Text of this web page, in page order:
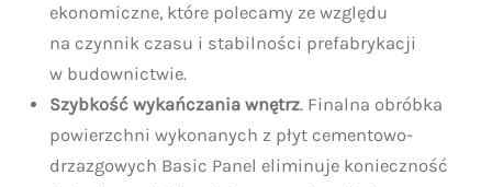
ekonomiczne, które polecamy ze względu
na czynnik czasu i stabilności prefabrykacji
w budownictwie.
Szybkość wykańczania wnętrz. Finalna obróbka
powierzchni wykonanych z płyt cementowo-
drzazgowych Basic Panel eliminuje konieczność